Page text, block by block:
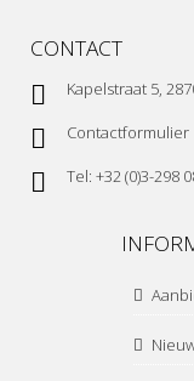
CONTACT
Kapelstraat 5,
Contactformulier
Tel: +32 (0)3-298